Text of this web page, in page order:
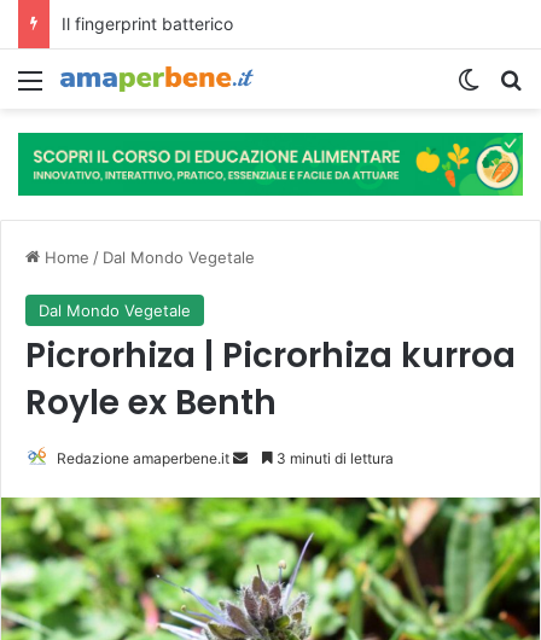
Menu
Home / Dal Mondo Vegetale
Dal Mondo Vegetale
Picrorhiza | Picrorhiza kurroa
Royle ex Benth
Redazione amaperbene.it
v
i
a
u
n
3 minuti di lettura